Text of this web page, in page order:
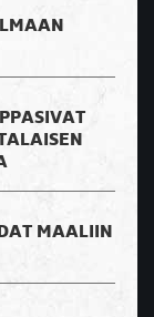
MAALIIN